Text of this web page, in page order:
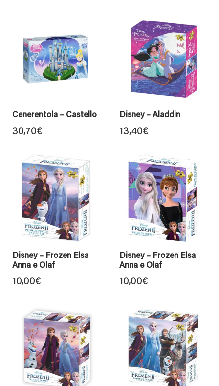
Cenerentola – Castello
30,70€
Disney – Aladdin
13,40€
Disney – Frozen Elsa
Anna e Olaf
10,00€
Disney – Frozen Elsa
Anna e Olaf
10,00€